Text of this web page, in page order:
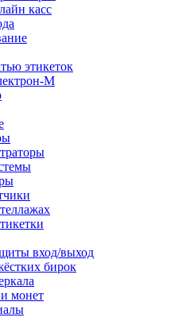
касс
этикеток
М
вход/выход
бирок
монет